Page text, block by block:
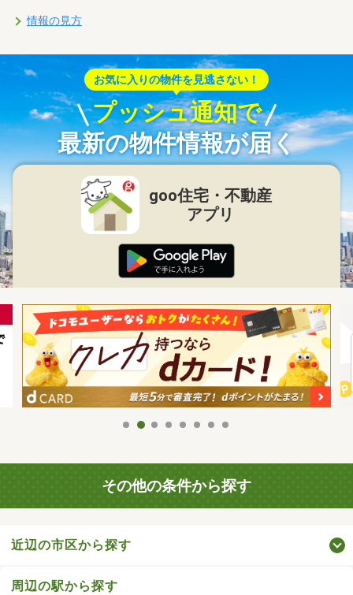
情報の見方
お気に入りの物件を見逃さない！
プッシュ通知で
最新の物件情報が届く
goo住宅・不動産
アプリ
その他の条件から探す
近辺の市区から探す
周辺の駅から探す